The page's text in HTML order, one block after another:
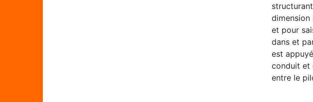
dimension
et pour
dans et
est
conduit et
entre le